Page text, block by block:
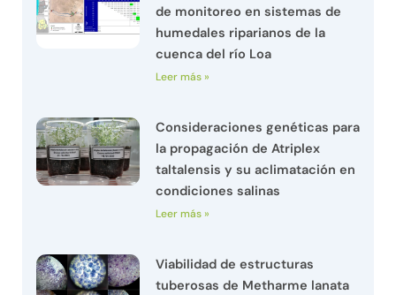
de monitoreo en sistemas de
humedales riparianos de la
cuenca del río Loa
Leer más »
Consideraciones genéticas para
la propagación de Atriplex
taltalensis y su aclimatación en
condiciones salinas
Leer más »
Viabilidad de estructuras
tuberosas de Metharme lanata